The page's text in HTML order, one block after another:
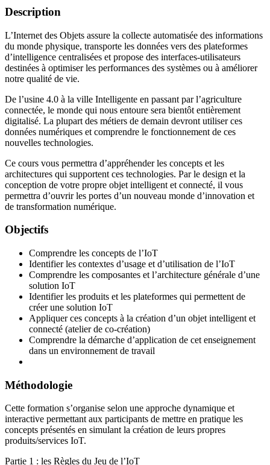
Description
L’Internet des Objets assure la collecte automatisée des informations
du monde physique, transporte les données vers des plateformes
d’intelligence centralisées et propose des interfaces-utilisateurs
destinées à optimiser les performances des systèmes ou à améliorer
notre qualité de vie.
De l’usine 4.0 à la ville Intelligente en passant par l’agriculture
connectée, le monde qui nous entoure sera bientôt entièrement
digitalisé. La plupart des métiers de demain devront utiliser ces
données numériques et comprendre le fonctionnement de ces
nouvelles technologies.
Ce cours vous permettra d’appréhender les concepts et les
architectures qui supportent ces technologies. Par le design et la
conception de votre propre objet intelligent et connecté, il vous
permettra d’ouvrir les portes d’un nouveau monde d’innovation et
de transformation numérique.
Objectifs
Comprendre les concepts de l’IoT
Identifier les contextes d’usage et d’utilisation de l’IoT
Comprendre les composantes et l’architecture générale d’une
solution IoT
Identifier les produits et les plateformes qui permettent de
créer une solution IoT
Appliquer ces concepts à la création d’un objet intelligent et
connecté (atelier de co-création)
Comprendre la démarche d’application de cet enseignement
dans un environnement de travail
Méthodologie
Cette formation s’organise selon une approche dynamique et
interactive permettant aux participants de mettre en pratique les
concepts présentés en simulant la création de leurs propres
produits/services IoT.
Partie 1 : les Règles du Jeu de l’IoT